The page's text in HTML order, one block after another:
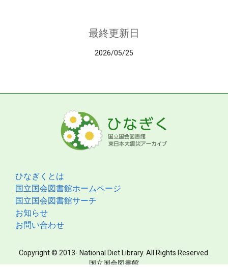
最終更新日
2026/05/25
ひなぎくとは
国立国会図書館ホームページ
国立国会図書館サーチ
お知らせ
お問い合わせ
Copyright © 2013- National Diet Library. All Rights Reserved.